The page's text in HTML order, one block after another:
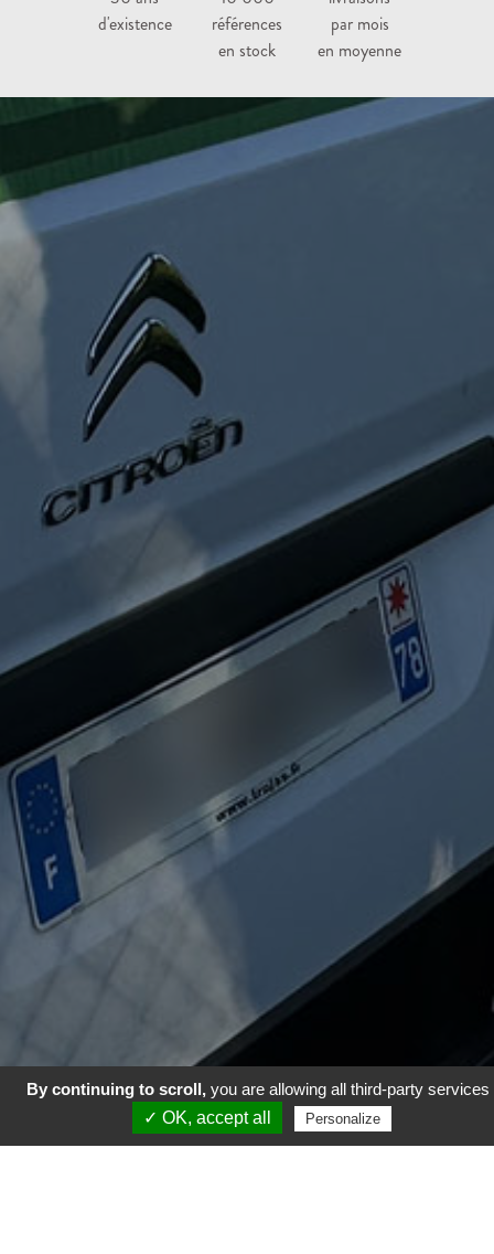
d'existence
références
en stock
par mois
en moyenne
LA SOLUTION
À VOS IMPÉRATIFS DE
By continuing to scroll, you are allowing all third-party services
✓ OK, accept all
Personalize